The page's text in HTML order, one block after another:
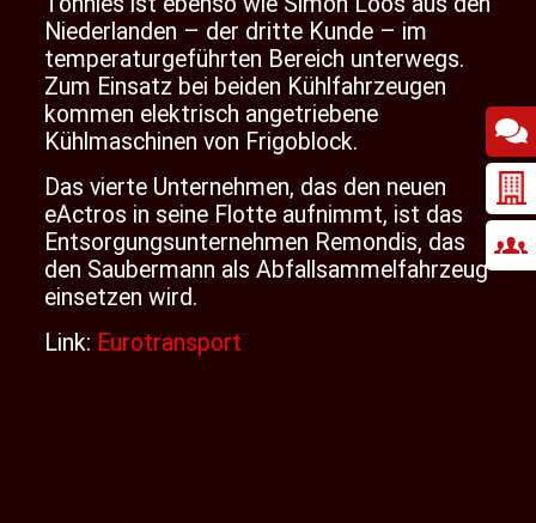
Niederlanden – der dritte Kunde – im
temperaturgeführten Bereich unterwegs.
Zum Einsatz bei beiden Kühlfahrzeugen
kommen elektrisch angetriebene
Kühlmaschinen von Frigoblock.
Das vierte Unternehmen, das den neuen
eActros in seine Flotteaufnimmt, ist das
Entsorgungsunternehmen Remondis, das
den Saubermann als Abfallsammelfahrzeug
einsetzen wird.
Link: Eurotransport